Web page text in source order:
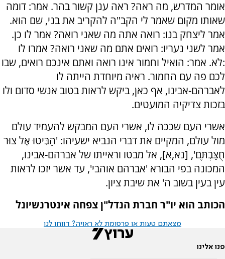
אומר המדרש, מה ראה? ראה ענן קשור בהר. אמר: דומה
שאותו מקום שאמר לי הקב"ה להקריב את בני, שם הוא.
אמר ליצחק בנו: רואה אתה מה שאני רואה? אמר לו כן.
אמר לשני נעריו: רואים אתם מה שאני רואה? אמרו לו
:לא. אמר: הואיל וחמור אינו רואה ואתם אינכם רואים, שבו
לכם פה עם החמור. ראיה מיוחדת הייתה לו
לאברהם-אבינו, אף כאן, ביקש לראות בטוב אנשי סדום ולו
בזכות צדיקיה המועטים.
אשרי העם שככה לו, אשרי העם המבקש להעמיד עולם
מול עולם, המקיים את דברי הנביא ישעיהו: 'הַבִּיטוּ אֶל צוּר
חֻצַּבְתֶּם', [נא,א], אל מבטו וראייתו של אברהם-אבינו,
המכונה בפי הבורא 'אברהם אוהבי', עד אשר יזכו לראות
עין בעין בשוב ה' את שיבת ציון.
הכותב הוא יו"ר חברת הנדל"ן צפחה אינטרנשיונל
מצאתם טעות או פרסומת לא ראויה? דווחו לנו
פנו אלינו